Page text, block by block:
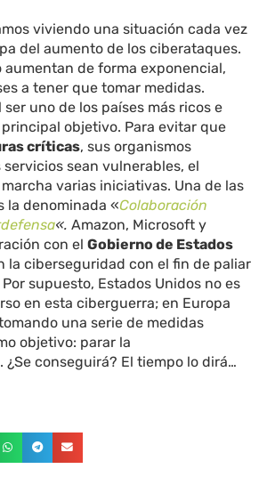
viviendo una situación cada vez
del aumento de los ciberataques.
aumentan de forma exponencial,
a tener que tomar medidas.
ser uno de los países más ricos e
objetivo. Para evitar que
críticas, sus organismos
sean vulnerables, el
varias iniciativas. Una de las
la denominada «Colaboración
«.Amazon, Microsoft y
con elGobierno de Estados
la ciberseguridad con el fin de paliar
supuesto, Estados Unidos no es
en esta ciberguerra; en Europa
una serie de medidas
objetivo: parar la
conseguirá? El tiempo lo dirá…